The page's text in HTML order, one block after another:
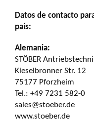
Datos de contacto
país:
Alemania:
STÖBER
Kieselbronner Str. 12
75177 Pforzheim
Tel.: +49 7231 582-0
sales@stoeber.de
www.stoeber.de